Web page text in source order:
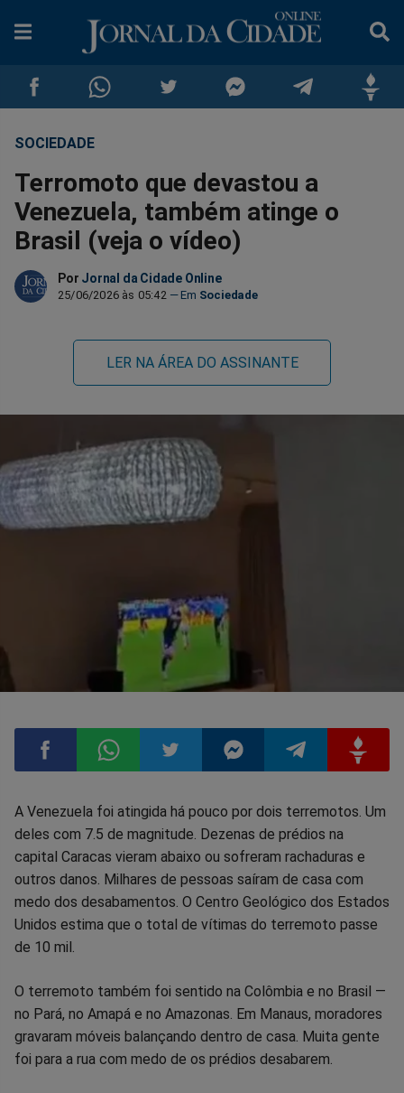
Compartilhar
no
Facebook
Compartilhar
no
Whatsapp
no
Twitter
no
Messenger
no
SOCIEDADE
Terromoto que devastou a
Venezuela, também atinge o
Brasil (veja o vídeo)
Por Jornal da Cidade Online
25/06/2026 às 05:42 Sociedade
LER NA ÁREA DO ASSINANTE
Compartilhar
no
Facebook
Compartilhar
no
Whatsapp
Compartilhar
no
Twitter
Compartilhar
no
Messenger
Compartilhar
no
Telegram
no
Gettr
A Venezuela foi atingida há pouco por dois terremotos. Um
deles com 7.5 de magnitude. Dezenas de prédios na
capital Caracas vieram abaixo ou sofreram rachaduras e
outros danos. Milhares de pessoas saíram de casa com
medo dos desabamentos. O Centro Geológico dos Estados
Unidos estima que o total de vítimas do terremoto passe
de 10 mil.
O terremoto também foi sentido na Colômbia e no Brasil —
no Pará, no Amapá e no Amazonas. Em Manaus, moradores
gravaram móveis balançando dentro de casa. Muita gente
foi para a rua com medo de os prédios desabarem.